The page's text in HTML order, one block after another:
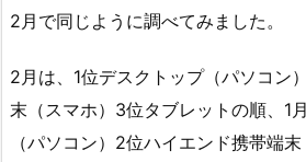
2月で同じように調べてみました。
2月は、1位デスクトップ（パソコン
末（スマホ）3位タブレットの順、1
（パソコン）2位ハイエンド携帯端